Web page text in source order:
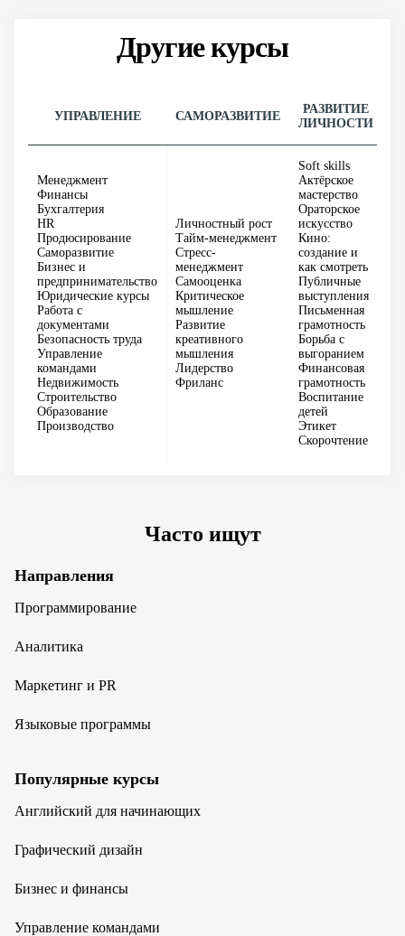
Другие курсы
УПРАВЛЕНИЕ САМОРАЗВИТИЕ
РАЗВИТИЕ
ЛИЧНОСТИ
Менеджмент
Финансы
Бухгалтерия
HR
Продюсирование
Саморазвитие
Бизнес и
предпринимательство
Юридические курсы
Работа с
документами
Безопасность труда
Управление
командами
Недвижимость
Строительство
Образование
Производство
Личностный рост
Тайм-менеджмент
Стресс-
менеджмент
Самооценка
Критическое
мышление
Развитие
креативного
мышления
Лидерство
Фриланс
Soft skills
Актёрское
мастерство
Ораторское
искусство
Кино:
создание и
как смотреть
Публичные
выступления
Письменная
грамотность
Борьба с
выгоранием
Финансовая
грамотность
Воспитание
детей
Этикет
Скорочтение
Часто ищут
Направления
Программирование
Аналитика
Маркетинг и PR
Языковые программы
Популярные курсы
Английский для начинающих
Графический дизайн
Бизнес и финансы
Управление командами